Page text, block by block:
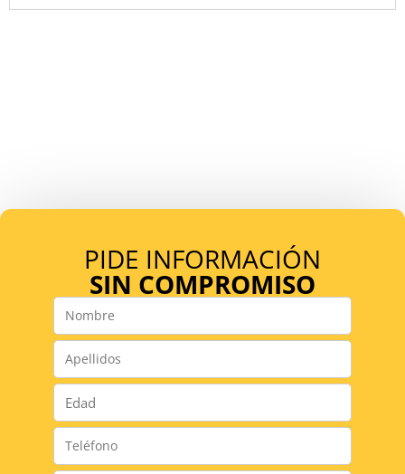
PIDE INFORMACIÓN
SIN COMPROMISO
Nombre
Apellidos
Número
Teléfono